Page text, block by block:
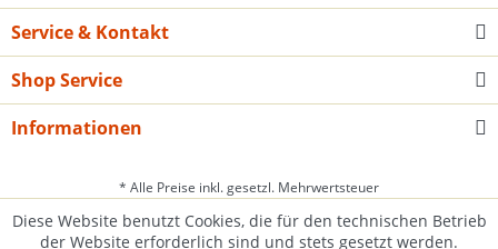
Service & Kontakt
Shop Service
Informationen
* Alle Preise inkl. gesetzl. Mehrwertsteuer
Diese Website benutzt Cookies, die für den technischen Betrieb
der Website erforderlich sind und stets gesetzt werden.